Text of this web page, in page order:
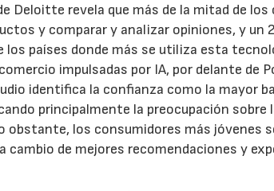
Deloitte revela que más de la mitad de
y comparar y analizar opiniones, y un
países donde más se utiliza esta
impulsadas por IA, por delante de
identifica la confianza como la mayor
principalmente la preocupación sobre
obstante, los consumidores más jóvenes
de mejores recomendaciones y